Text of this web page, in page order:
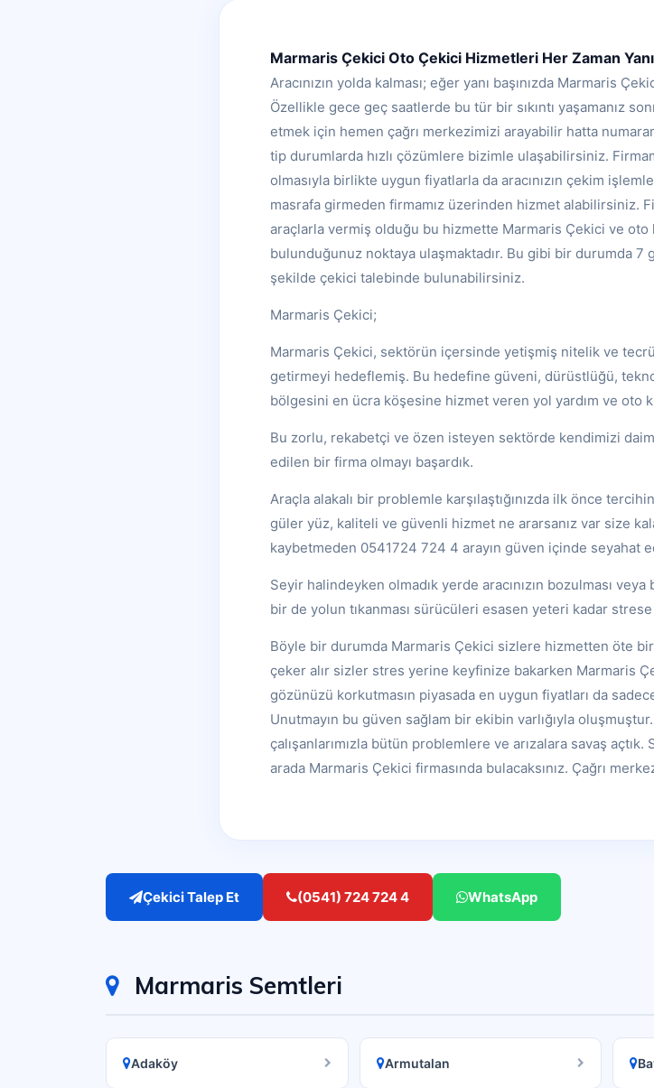
Marmaris Çekici Oto Çekici Hizmetleri Her Zaman
Aracınızın yolda kalması; eğer yanı başınızda Marmaris
Özellikle gece geç saatlerde bu tür bir sıkıntı yaşamanız
etmek için hemen çağrı merkezimizi arayabilir hatta
tip durumlarda hızlı çözümlere bizimle ulaşabilirsiniz.
olmasıyla birlikte uygun fiyatlarla da aracınızın çekim
masrafa girmeden firmamız üzerinden hizmet alabilirsiniz.
araçlarla vermiş olduğu bu hizmette Marmaris Çekici ve oto
bulunduğunuz noktaya ulaşmaktadır. Bu gibi bir durumda 7
şekilde çekici talebinde bulunabilirsiniz.
Marmaris Çekici;
Marmaris Çekici, sektörün içersinde yetişmiş nitelik ve
getirmeyi hedeflemiş. Bu hedefine güveni, dürüstlüğü,
bölgesini en ücra köşesine hizmet veren yol yardım ve oto
Bu zorlu, rekabetçi ve özen isteyen sektörde kendimizi
edilen bir firma olmayı başardık.
Araçla alakalı bir problemle karşılaştığınızda ilk önce
güler yüz, kaliteli ve güvenli hizmet ne ararsanız var size
kaybetmeden 0541724 724 4 arayın güven içinde seyahat
Seyir halindeyken olmadık yerde aracınızın bozulması veya
bir de yolun tıkanması sürücüleri esasen yeteri kadar
Böyle bir durumda Marmaris Çekici sizlere hizmetten öte
çeker alır sizler stres yerine keyfinize bakarken Marmaris
gözünüzü korkutmasın piyasada en uygun fiyatları da
Unutmayın bu güven sağlam bir ekibin varlığıyla
çalışanlarımızla bütün problemlere ve arızalara savaş
arada Marmaris Çekici firmasında bulacaksınız. Çağrı
Çekici Talep Et (0541) 724 724 4 WhatsApp
Marmaris Semtleri
Adaköy Armutalan